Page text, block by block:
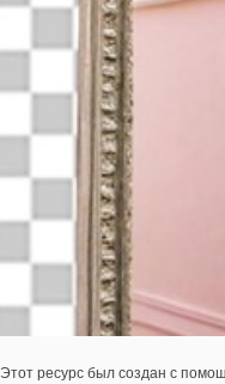
Этот ресурс был создан с